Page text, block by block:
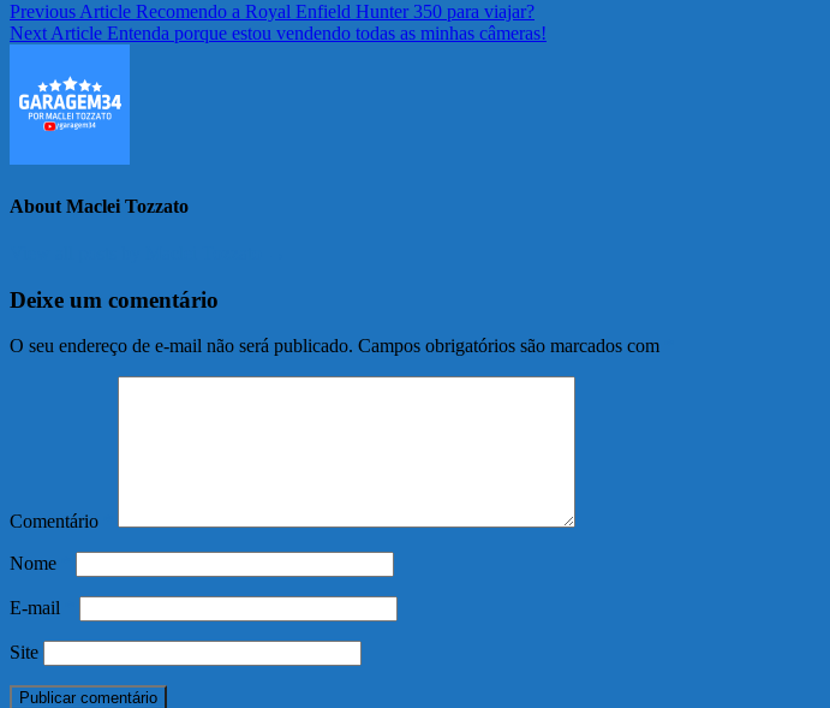
Previous Article Recomendo a Royal Enfield Hunter 350 para viajar?
Next Article Entenda porque estou vendendo todas as minhas câmeras!
About Maclei Tozzato
Deixe um comentário
O seu endereço de e-mail não será publicado. Campos obrigatórios são marcados com
Comentário
Nome
E-mail
Site